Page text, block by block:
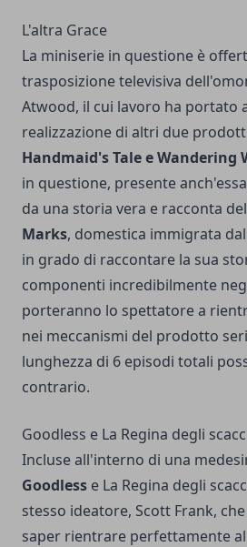
L'altra Grace
La miniserie in questione è
trasposizione televisiva
Atwood, il cui lavoro ha portato
realizzazione di altri due
Handmaid's Tale e Wandering
in questione, presente
da una storia vera e racconta
Marks, domestica immigrata
in grado di raccontare la sua
componenti incredibilmente
porteranno lo spettatore a
nei meccanismi del prodotto
lunghezza di 6 episodi totali
contrario.
Goodless e La Regina degli
Incluse all'interno di una
Goodless e La Regina degli
stesso ideatore, Scott Frank,
saper rientrare perfettamente